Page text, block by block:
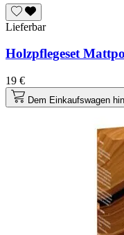
Lieferbar
Holzpflegeset
19 €
Dem Einkaufswagen